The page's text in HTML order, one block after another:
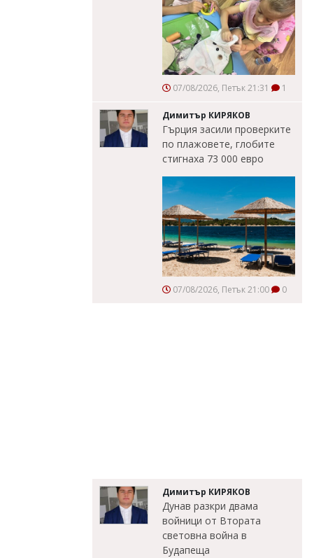
07/08/2026, Петък 21:31 1
Димитър КИРЯКОВ
Гърция засили проверките
по плажовете, глобите
стигнаха 73 000 евро
07/08/2026, Петък 21:00 0
Димитър КИРЯКОВ
Дунав разкри двама
войници от Втората
световна война в
Будапеща